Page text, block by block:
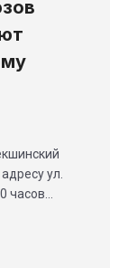
ул.
часов…